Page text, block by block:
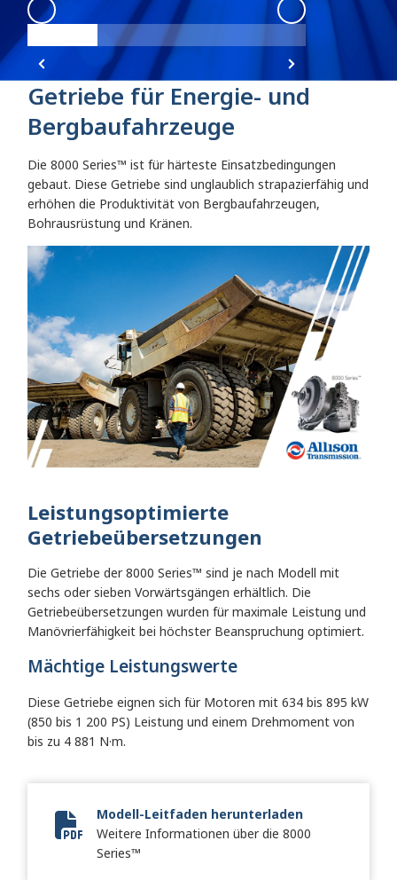
8000 Series 8000 Series Angle 1 8000 Series
Getriebe für Energie- und
Bergbaufahrzeuge
Die 8000 Series™ ist für härteste Einsatzbedingungen
gebaut. Diese Getriebe sind unglaublich strapazierfähig und
erhöhen die Produktivität von Bergbaufahrzeugen,
Bohrausrüstung und Kränen.
Leistungsoptimierte
Getriebeübersetzungen
Die Getriebe der 8000 Series™ sind je nach Modell mit
sechs oder sieben Vorwärtsgängen erhältlich. Die
Getriebeübersetzungen wurden für maximale Leistung und
Manövrierfähigkeit bei höchster Beanspruchung optimiert.
Mächtige Leistungswerte
Diese Getriebe eignen sich für Motoren mit 634 bis 895 kW
(850 bis 1 200 PS) Leistung und einem Drehmoment von
bis zu 4 881 N·m.
Vocational Model Guide Digital
Modell-Leitfaden herunterladen
Weitere Informationen über die 8000
Series™